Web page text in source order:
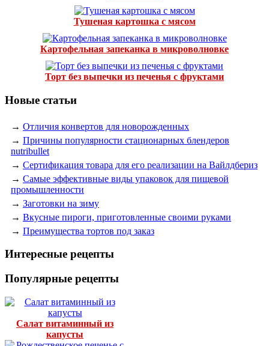
Тушеная картошка с мясом
Картофельная запеканка в микроволновке
Торт без выпечки из печенья с фруктами
Новые статьи
→ Отличия конвертов для новорожденных
→ Причины популярности стационарных блендеров
nutribullet
→ Сертификация товара для его реализации на Вайлдбериз
→ Самые эффективные виды упаковок для пищевой
промышленности
→ Заготовки на зиму
→ Вкусные пироги, приготовленные своими руками
→ Преимущества тортов под заказ
Интересные рецепты
Популярные рецепты
Салат витаминный из
капусты